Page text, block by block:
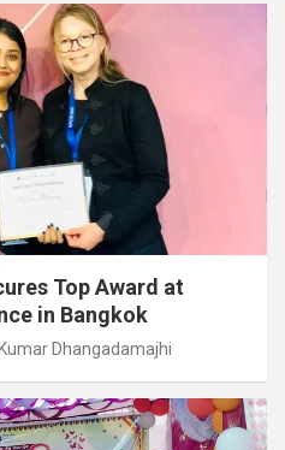
Top Award at
in Bangkok
Dhangadamajhi